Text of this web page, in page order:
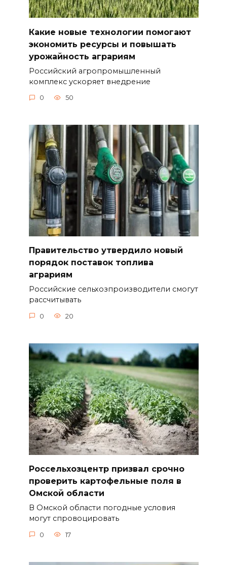
Какие новые технологии помогают
экономить ресурсы и повышать
урожайность аграриям
Российский агропромышленный
комплекс ускоряет внедрение
0 50
Правительство утвердило новый
порядок поставок топлива
аграриям
Российские сельхозпроизводители смогут
рассчитывать
0 20
Россельхозцентр призвал срочно
проверить картофельные поля в
Омской области
В Омской области погодные условия
могут спровоцировать
0 17